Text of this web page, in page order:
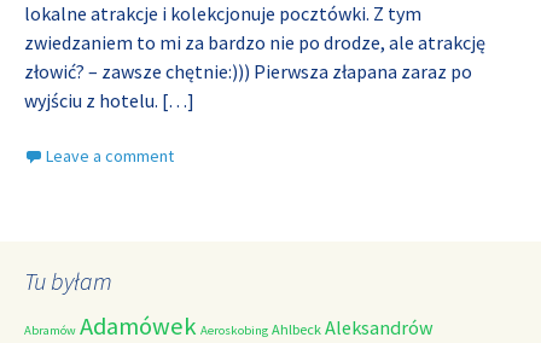
lokalne atrakcje i kolekcjonuje pocztówki. Z tym
zwiedzaniem to mi za bardzo nie po drodze, ale atrakcję
złowić? – zawsze chętnie:))) Pierwsza złapana zaraz po
wyjściu z hotelu. […]
Leave a comment
Tu byłam
Abramów Adamówek Aeroskobing Ahlbeck Aleksandrów